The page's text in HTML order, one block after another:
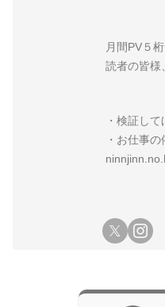
月間PV５
読者の皆様
・検証し
・お仕事